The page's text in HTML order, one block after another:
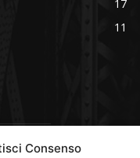
Consenso
17
11